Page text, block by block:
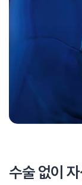
수술 없이